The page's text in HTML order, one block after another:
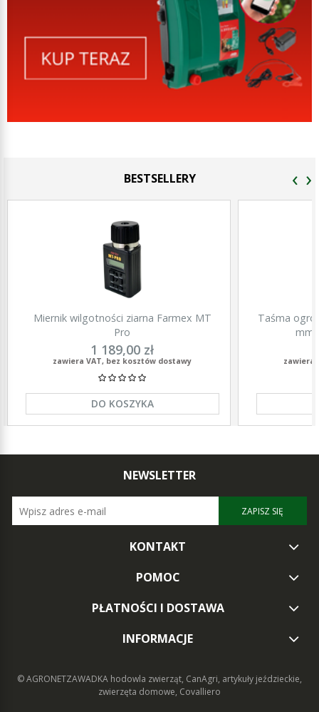
BESTSELLERY
Miernik wilgotności ziarna Farmex MT
Pro
1 189,00 zł
zawiera VAT, bez kosztów dostawy
DO KOSZYKA
Taśma
mm,
zawiera
‹ ›
NEWSLETTER
ZAPISZ SIĘ
KONTAKT
POMOC
PŁATNOŚCI I DOSTAWA
INFORMACJE
© AGRONETZAWADKA hodowla zwierząt, CanAgri, artykuły jeździeckie,
zwierzęta domowe, Covalliero